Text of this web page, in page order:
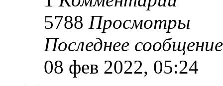
5788 Просмотры
Последнее
08 фев 2022, 05:24